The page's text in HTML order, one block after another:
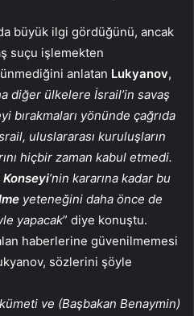
büyük ilgi gördüğünü, ancak
suçu işlemekten
anlatan Lukyanov,
diğer ülkelere İsrail’in savaş
bırakmaları yönünde çağrıda
uluslararası kuruluşların
hiçbir zaman kabul etmedi.
’nin kararına kadar bu
yeteneğini daha önce de
yapacak” diye konuştu.
haberlerine güvenilmemesi
sözlerini şöyle
ve (Başbakan Benaymin)